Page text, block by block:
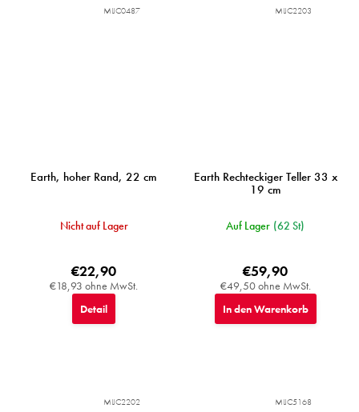
Earth, hoher Rand, 22 cm
Nicht auf Lager
€18,93 ohne MwSt.
€22,90
Detail
MIJC0487
Earth Rechteckiger Teller 33 x
19 cm
Auf Lager (62 St)
€49,50 ohne MwSt.
€59,90
In den Warenkorb
MIJC2203
MIJC2202 MIJC5168